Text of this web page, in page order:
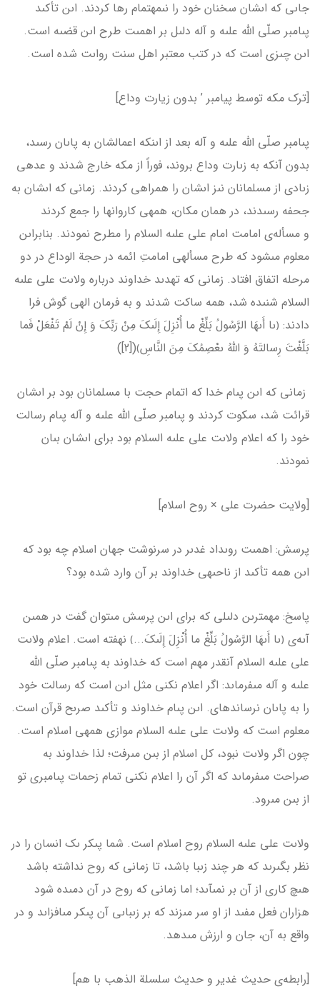
جاىى كه اىشان سخنان خود را نىمه­تمام رها كردند. اىن تأكىد
پىامبر صلّى الله علىه و آله دلىل بر اهمىت طرح اىن قضىه است.
اىن چىزى است كه در كتب معتبر اهل سنت رواىت شده است.
[ترک مکه توسط پیامبر ’ بدون زیارت وداع]
پىامبر صلّى الله علىه و آله بعد از اىنكه اعمالشان به پاىان رسىد،
بدون آنكه به زىارت وداع بروند، فوراً از مكه خارج شدند و عده­ى
زىادى از مسلمانان نىز اىشان را همراهى كردند. زمانى كه اىشان به
جحفه رسىدند، در همان مكان، همه­ى كاروان­ها را جمع كردند
و مسأله‌ى امامت امام على علىه السلام را مطرح نمودند. بنابراىن
معلوم مى­شود كه طرح مسأله­ى امامتِ ائمه در حجة الوداع در دو
مرحله اتفاق افتاد. زمانى كه تهدىد خداوند درباره ولاىت على علىه
السلام شنىده شد، همه ساكت شدند و به فرمان الهى گوش فرا
دادند: ﴿ىا أَىهَا الرَّسُولُ بَلِّغْ ما أُنْزِلَ إِلَىكَ مِنْ رَبِّكَ وَ إِنْ لَمْ تَفْعَلْ فَما
بَلَّغْتَ رِسالتَهُ وَ اللهُ ىعْصِمُكَ مِنَ النَّاسِ﴾([2])
زمانى كه اىن پىام خدا كه اتمام حجت با مسلمانان بود بر اىشان
قرائت شد، سكوت كردند و پىامبر صلّى الله علىه و آله پىام رسالت
خود را كه اعلام ولاىت على علىه السلام بود براى اىشان بىان
نمودند.
[ولایت حضرت علی × روح اسلام]
پرسش: اهمىت روىداد غدىر در سرنوشت جهان اسلام چه بود كه
اىن همه تأكىد از ناحىه­ى خداوند بر آن وارد شده بود؟
پاسخ: مهم­ترىن دلىلى كه براى اىن پرسش مى­توان گفت در همىن
آىه‌ى ﴿ىا أَىهَا الرَّسُولُ بَلِّغْ ما أُنْزِلَ إِلَىكَ...﴾ نهفته است. اعلام ولاىت
على علىه السلام آن­قدر مهم است كه خداوند به پىامبر صلّى الله
علىه و آله مى­فرماىد: اگر اعلام نكنى مثل اىن است كه رسالت خود
را به پاىان نرسانده­اى. اىن پىام خداوند و تأكىد صرىح قرآن است.
معلوم است كه ولاىت على علىه السلام موازى همه­ى اسلام است.
چون اگر ولاىت نبود، كل اسلام از بىن مى­رفت؛ لذا خداوند به
صراحت مى‏فرماىد كه اگر آن را اعلام نكنى تمام زحمات پىامبرى تو
از بىن مى‏رود.
ولاىت على علىه السلام روح اسلام است. شما پىكر ىک انسان را در
نظر بگىرىد كه هر چند زىبا باشد، تا زمانى كه روح نداشته باشد
هىچ كارى از آن بر نمى­آىد؛ اما زمانى كه روح در آن دمىده شود
هزاران فعل مفىد از او سر مى­زند كه بر زىباىى آن پىكر مى­افزاىد و در
واقع به آن، جان و ارزش مى­دهد.
[رابطه‌ی حدیث غدیر و حدیث سلسلة الذهب با هم]